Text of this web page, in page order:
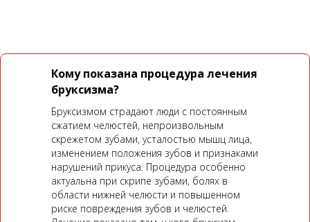
Бруксизмом страдают люди с постоянным
сжатием челюстей, непроизвольным
скрежетом зубами, усталостью мышц лица,
изменением положения зубов и признаками
нарушений прикуса. Процедура особенно
актуальна при скрипе зубами, болях в
области нижней челюсти и повышенном
риске повреждения зубов и челюстей.
Кому показана процедура лечения
бруксизма?